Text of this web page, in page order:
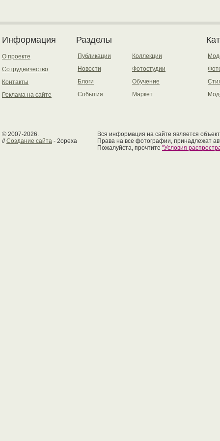
Информация
О проекте
Сотрудничество
Контакты
Реклама на сайте
Разделы
Публикации
Новости
Блоги
События
Коллекции
Фотостудии
Обучение
Маркет
© 2007-2026.
//Создание сайта - 2opexa
Вся информация на сайте является
Права на все фотографии, принадлежат
Пожалуйста, прочтите "Условия